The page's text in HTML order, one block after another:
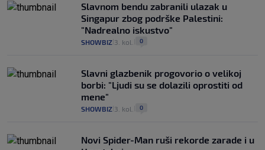
Slavnom bendu zabranili ulazak u
Singapur zbog podrške Palestini:
"Nadrealno iskustvo"
SHOWBIZ 3. kol. 0
Slavni glazbenik progovorio o velikoj
borbi: "Ljudi su se dolazili oprostiti od
mene"
SHOWBIZ 3. kol. 0
Novi Spider-Man ruši rekorde zarade i u